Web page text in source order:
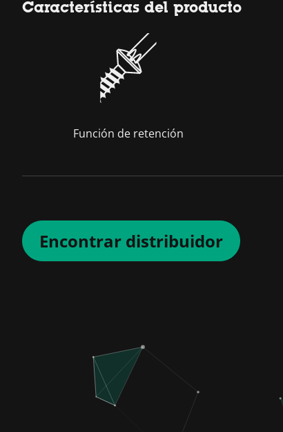
Características del producto
Función de retención
Encontrar distribuidor